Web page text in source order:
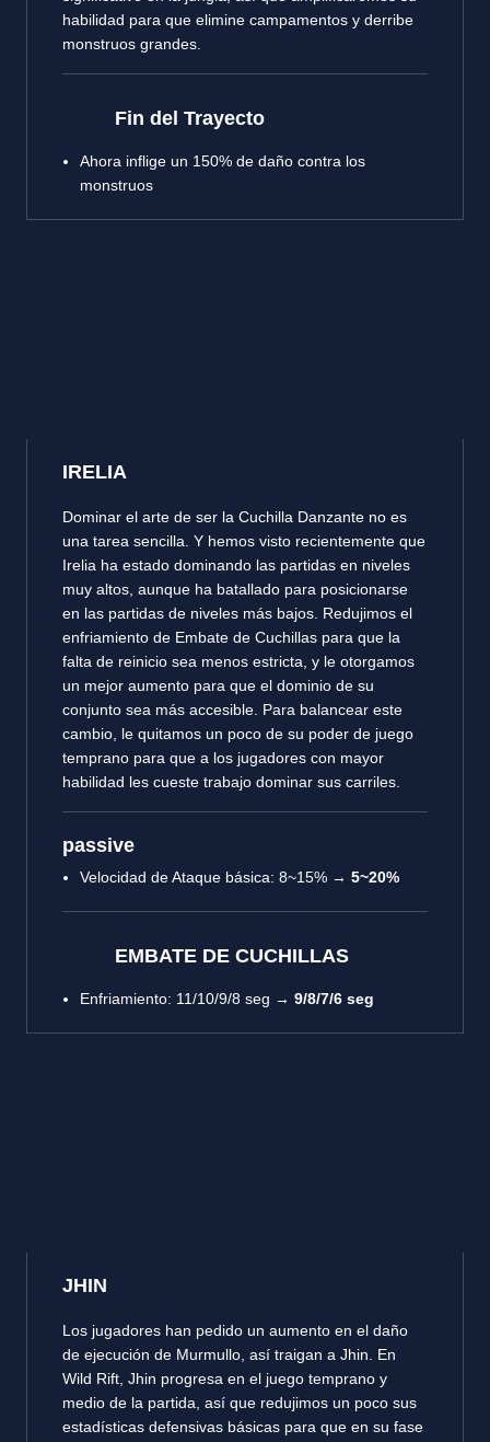
habilidad para que elimine campamentos y derribe
monstruos grandes.
Fin del Trayecto
Ahora inflige un 150% de daño contra los
monstruos
IRELIA
Dominar el arte de ser la Cuchilla Danzante no es
una tarea sencilla. Y hemos visto recientemente que
Irelia ha estado dominando las partidas en niveles
muy altos, aunque ha batallado para posicionarse
en las partidas de niveles más bajos. Redujimos el
enfriamiento de Embate de Cuchillas para que la
falta de reinicio sea menos estricta, y le otorgamos
un mejor aumento para que el dominio de su
conjunto sea más accesible. Para balancear este
cambio, le quitamos un poco de su poder de juego
temprano para que a los jugadores con mayor
habilidad les cueste trabajo dominar sus carriles.
passive
Velocidad de Ataque básica: 8~15% → 5~20%
EMBATE DE CUCHILLAS
Enfriamiento: 11/10/9/8 seg → 9/8/7/6 seg
JHIN
Los jugadores han pedido un aumento en el daño
de ejecución de Murmullo, así traigan a Jhin. En
Wild Rift, Jhin progresa en el juego temprano y
medio de la partida, así que redujimos un poco sus
estadísticas defensivas básicas para que en su fase